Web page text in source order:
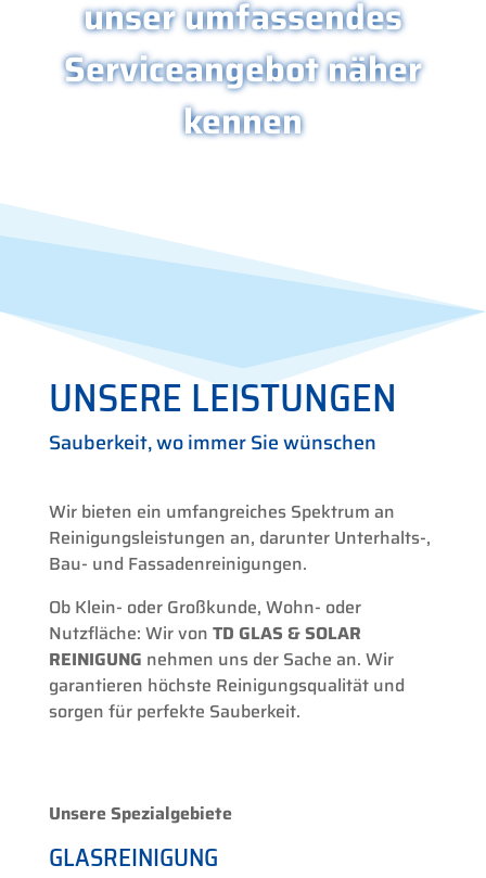
unser umfassendes
Serviceangebot näher
kennen
UNSERE LEISTUNGEN
Sauberkeit, wo immer Sie wünschen
Wir bieten ein umfangreiches Spektrum an
Reinigungsleistungen an, darunter Unterhalts-,
Bau- und Fassadenreinigungen.
Ob Klein- oder Großkunde, Wohn- oder
Nutzfläche: Wir von TD GLAS & SOLAR
REINIGUNG nehmen uns der Sache an. Wir
garantieren höchste Reinigungsqualität und
sorgen für perfekte Sauberkeit.
Unsere Spezialgebiete
GLASREINIGUNG